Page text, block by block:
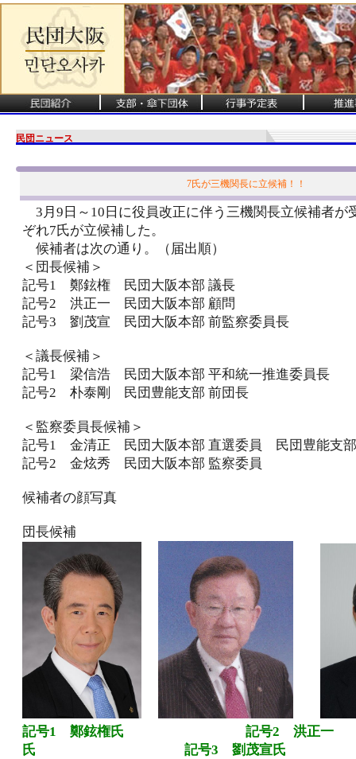
民団ニュース
7氏が三機関長に立候補！！
3月9日～10日に役員改正に伴う三機関長立候補者が
ぞれ7氏が立候補した。
候補者は次の通り。（届出順）
＜団長候補＞
記号1 鄭鉉権 民団大阪本部 議長
記号2 洪正一 民団大阪本部 顧問
記号3 劉茂宣 民団大阪本部 前監察委員長
＜議長候補＞
記号1 梁信浩 民団大阪本部 平和統一推進委員長
記号2 朴泰剛 民団豊能支部 前団長
＜監察委員長候補＞
記号1 金清正 民団大阪本部 直選委員 民団豊能支部
記号2 金炫秀 民団大阪本部 監察委員
候補者の顔写真
団長候補
記号1 鄭鉉権氏
記号2 洪正一
氏
記号3 劉茂宣氏